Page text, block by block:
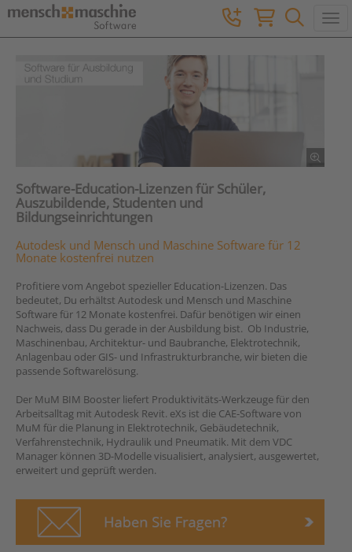
Software-Education-Lizenzen für Schüler,
Auszubildende, Studenten und
Bildungseinrichtungen
Autodesk und Mensch und Maschine Software für 12
Monate kostenfrei nutzen
Profitiere vom Angebot spezieller Education-Lizenzen. Das
bedeutet, Du erhältst Autodesk und Mensch und Maschine
Software für 12 Monate kostenfrei. Dafür benötigen wir einen
Nachweis, dass Du gerade in der Ausbildung bist. Ob Industrie,
Maschinenbau, Architektur- und Baubranche, Elektrotechnik,
Anlagenbau oder GIS- und Infrastrukturbranche, wir bieten die
passende Softwarelösung.
Der MuM BIM Booster liefert Produktivitäts-Werkzeuge für den
Arbeitsalltag mit Autodesk Revit. eXs ist die CAE-Software von
MuM für die Planung in Elektrotechnik, Gebäudetechnik,
Verfahrenstechnik, Hydraulik und Pneumatik. Mit dem VDC
Manager können 3D-Modelle visualisiert, analysiert, ausgewertet,
erweitert und geprüft werden.